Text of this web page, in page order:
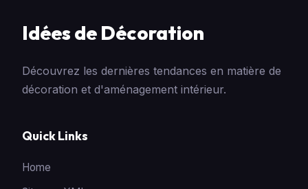
Idées de Décoration
Découvrez les dernières tendances en matière de
décoration et d'aménagement intérieur.
Quick Links
Home